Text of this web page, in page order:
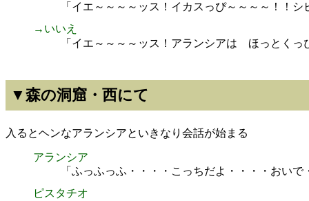
「イエ～～～～ッス！イカスっぴ～～～～！！シ
→いいえ
「イエ～～～～ッス！アランシアは ほっとくっ
▼森の洞窟・西にて
入るとヘンなアランシアといきなり会話が始まる
アランシア
「ふっふっふ・・・・こっちだよ・・・・おいで
ピスタチオ